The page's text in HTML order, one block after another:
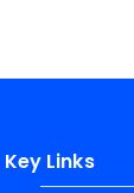
Key Links